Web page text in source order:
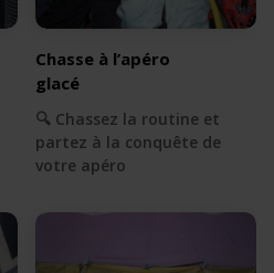
Chasse à l’apéro
glacé
🔍 Chassez la routine et
partez à la conquête de
votre apéro